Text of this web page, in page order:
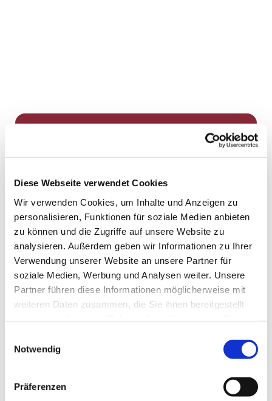
Diese Webseite verwendet Cookies
Wir verwenden Cookies, um Inhalte und Anzeigen zu
personalisieren, Funktionen für soziale Medien anbieten
zu können und die Zugriffe auf unsere Website zu
analysieren. Außerdem geben wir Informationen zu Ihrer
Verwendung unserer Website an unsere Partner für
soziale Medien, Werbung und Analysen weiter. Unsere
Partner führen diese Informationen möglicherweise mit
weiteren Daten zusammen, die Sie ihnen bereitgestellt
Notwendig
Präferenzen
Dies könnte Sie auch